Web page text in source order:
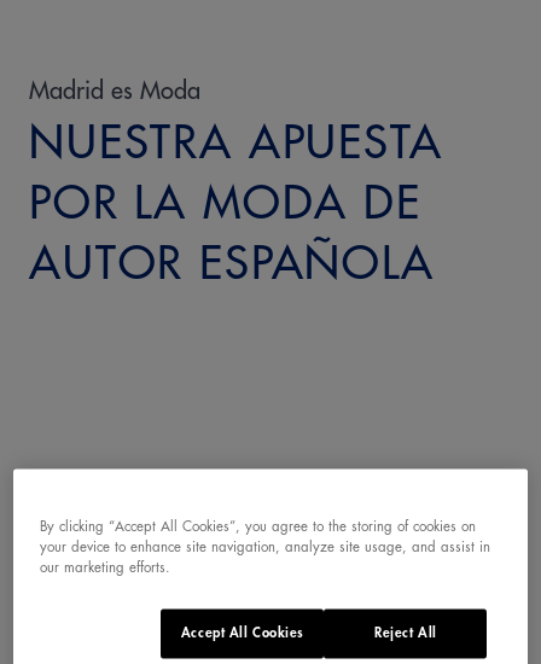
Madrid es Moda
NUESTRA APUESTA
POR LA MODA DE
AUTOR ESPAÑOLA
DesdeSolán de Cabras , llenamos de minerales
los ateliers de los diseñadores y el desfile
inaugural deMadrid es Moda(MEM), un
evento que este año tuvo lugar en un escenario
By clicking “Accept All Cookies”, you agree to the storing of cookies on
your device to enhance site navigation, analyze site usage, and assist in
our marketing efforts.
Reject All
Accept All Cookies